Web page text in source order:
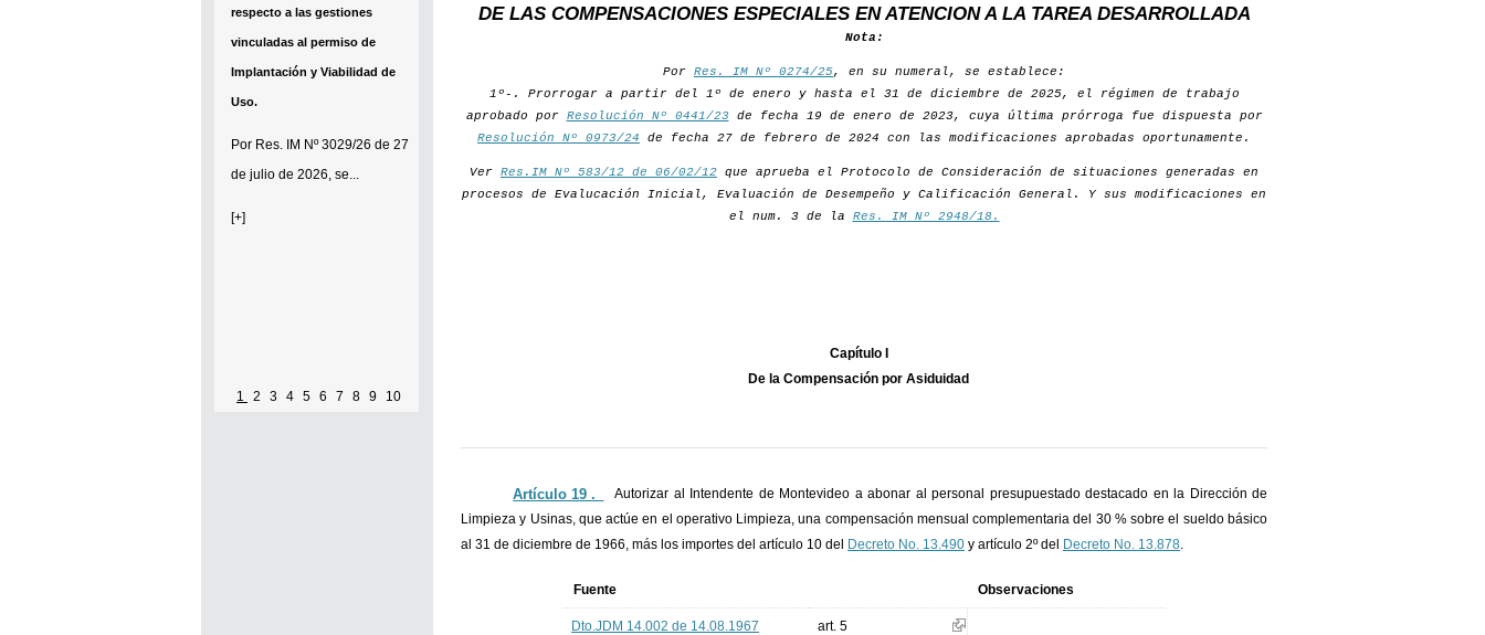
exonerados del pago de tasas y
sellados los establecimientos
que soliciten el reconocimiento
como Espacio Cultural
Por...
[+]
1 2 3 4 5 6 7 8 9 10
DE LAS COMPENSACIONES ESPECIALES EN ATENCION A LA TAREA DESARROLLADA
Nota:
Por Res. IM Nº 0274/25, en su numeral, se establece:
1º-. Prorrogar a partir del 1º de enero y hasta el 31 de diciembre de 2025, el régimen de trabajo
aprobado por Resolución Nº 0441/23de fecha 19 de enero de 2023, cuya última prórroga fue dispuesta por
Resolución Nº 0973/24 de fecha 27 de febrero de 2024 con las modificaciones aprobadas oportunamente.
Ver Res.IM Nº 583/12 de 06/02/12 que aprueba el Protocolo de Consideración de situaciones generadas en
procesos de Evalucación Inicial, Evaluación de Desempeño y Calificación General. Y sus modificaciones en
el num. 3 de la Res. IM Nº 2948/18.
Capítulo I
De la Compensación por Asiduidad
Artículo 19 ._
Autorizar al Intendente de Montevideo a abonar al personal presupuestado destacado en la Dirección de
Limpieza y Usinas, que actúe en el operativo Limpieza, una compensación mensual complementaria del 30 % sobre el sueldo básico
al 31 de diciembre de 1966, más los importes del artículo 10 del
Decreto No. 13.490 y artículo 2º del Decreto No. 13.878.
Fuente Observaciones
Dto.JDM 14.002 de 14.08.1967 art. 5